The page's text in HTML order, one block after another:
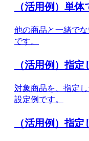
（活用例）単
他の商品と一緒で
です。
（活用例）指
対象商品を、指定
設定例です。
（活用例）指